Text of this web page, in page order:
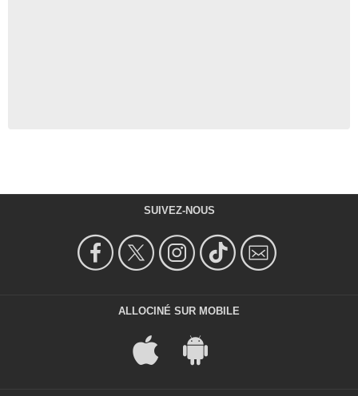
SUIVEZ-NOUS
ALLOCINÉ SUR MOBILE